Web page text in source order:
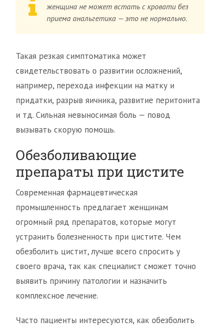
женщина не может встать с кровати без
приема анальгетика — это не нормально.
Такая резкая симптоматика может
свидетельствовать о развитии осложнений,
например, перехода инфекции на матку и
придатки, разрыв яичника, развитие перитонита
и тд. Сильная невыносимая боль — повод
вызывать скорую помощь.
Обезболивающие
препараты при цистите
Современная фармацевтическая
промышленность предлагает женщинам
огромный ряд препаратов, которые могут
устранить болезненность при цистите. Чем
обезболить цистит, лучше всего спросить у
своего врача, так как специалист сможет точно
выявить причину патологии и назначить
комплексное лечение.
Часто пациенты интересуются, как обезболить